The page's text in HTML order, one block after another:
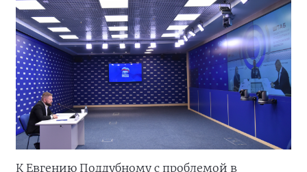
К Евгению Поддубному с проблемой в